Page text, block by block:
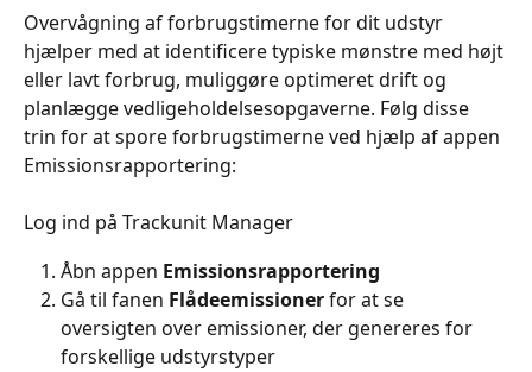
Overvågning af forbrugstimerne for dit udstyr
hjælper med at identificere typiske mønstre med højt
eller lavt forbrug, muliggøre optimeret drift og
planlægge vedligeholdelsesopgaverne. Følg disse
trin for at spore forbrugstimerne ved hjælp af appen
Emissionsrapportering:
Log ind på Trackunit Manager
Åbn appen Emissionsrapportering
Gå til fanen Flådeemissioner for at se
oversigten over emissioner, der genereres for
forskellige udstyrstyper